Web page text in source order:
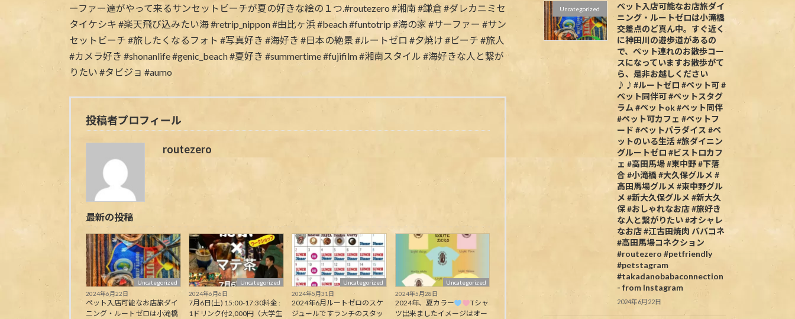
投稿者プロフィール
routezero
最新の投稿
Uncategorized
2024年6月22日
ペット入店可能なお店旅ダイ
ニング・ルートゼロは小滝橋
Uncategorized
2024年6月6日
7月6日(土) 15:00-17:30料金 :
1ドリンク付2,000円（大学生
Uncategorized
2024年5月31日
2024年6月ルートゼロのスケ
ジュールですランチのスタッ
Uncategorized
2024年5月28日
2024年、夏カラー
Tシャ
ツ出来ましたイメージはオー
Uncategorized
ペット入店可能なお店旅ダイ
ニング・ルートゼロは小滝橋
交差点のど真ん中。すぐ近く
に神田川の遊歩道があるの
で、ペット連れのお散歩コー
スになっていますお散歩がて
ら、是非お越しください
♪♪#ルートゼロ #ペット可 #
ペット同伴可 #ペットスタグ
ラム #ペットok #ペット同伴
#ペット可カフェ #ペットフ
ード #ペットパラダイス #ペ
ットのいる生活 #旅ダイニン
グルートゼロ #ビストロカフ
ェ #高田馬場 #東中野 #下落
合 #小滝橋 #大久保グルメ #
高田馬場グルメ #東中野グル
メ #新大久保グルメ #新大久
保 #おしゃれなお店 #旅好き
な人と繋がりたい #オシャレ
なお店 #江古田焼肉 ババコネ
#高田馬場コネクション
#routezero #petfriendly
#petstagram
#takadanobabaconnection
- from Instagram
2024年6月22日